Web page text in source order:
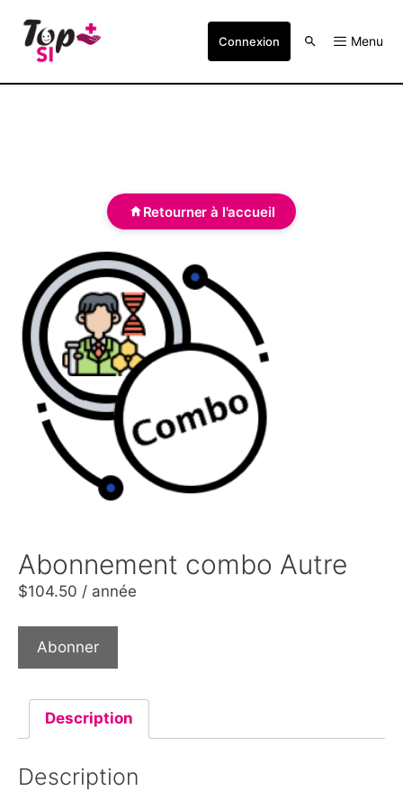
Connexion Menu
Retourner à l'accueil
Abonnement combo Autre
$104.50 / année
Abonner
Description
Description